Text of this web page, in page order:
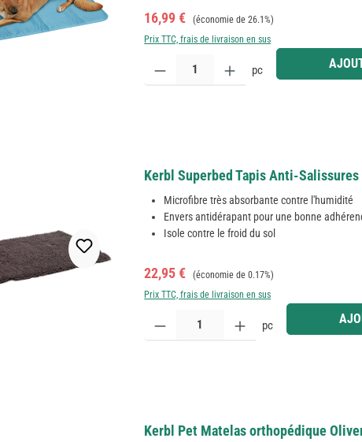
corporelle qu'en haletant ou en
suffit pas à la plupart des chiens et
l'extérieur, à l'intérieur ou en
résistant à la saleté, se plie pour
Prix de vente :
16,99 € Prix régulier :
(économie de 26.1%)
Prix TTC, frais de livraison en sus
Quantité de produit : Entrez la quantité
pc
Kerbl Superbed Tapis Anti-
Microfibre très absorbante contre l'humidité
Envers antidérapant pour une bonne
Isole contre le froid du sol
Prix de vente :
22,95 € Prix régulier :
(économie de 0.17%)
Prix TTC, frais de livraison en sus
Quantité de produit : Entrez la quantité
pc
Kerbl Pet Matelas orthopédique